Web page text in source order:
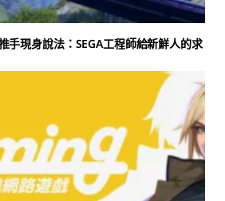
手現身說法：SEGA工程師給新鮮人的求